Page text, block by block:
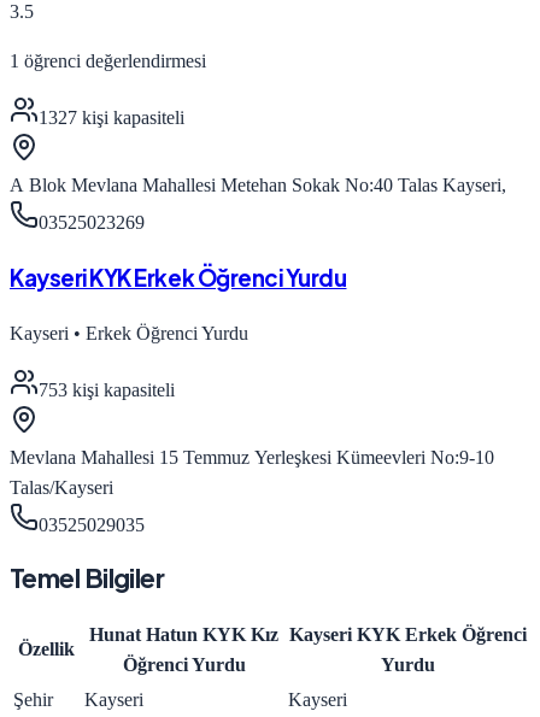
3.5
1 öğrenci değerlendirmesi
1327 kişi kapasiteli
A Blok Mevlana Mahallesi Metehan Sokak No:40 Talas Kayseri,
03525023269
Kayseri KYK Erkek Öğrenci Yurdu
Kayseri • Erkek Öğrenci Yurdu
753 kişi kapasiteli
Mevlana Mahallesi 15 Temmuz Yerleşkesi Kümeevleri No:9-10
Talas/Kayseri
03525029035
Temel Bilgiler
Özellik
Hunat Hatun KYK Kız
Öğrenci Yurdu
Kayseri KYK Erkek Öğrenci
Yurdu
Şehir
Kayseri
Kayseri